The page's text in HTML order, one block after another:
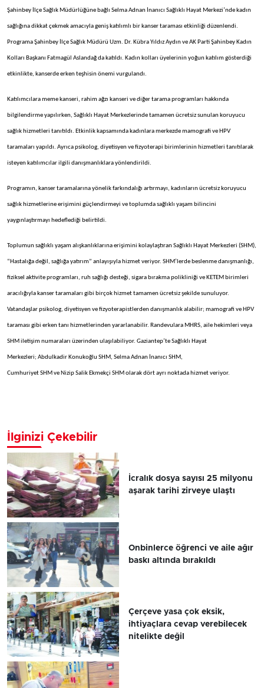
Şahinbey İlçe Sağlık Müdürlüğüne bağlı Selma Adnan İnanıcı Sağlıklı Hayat Merkezi’nde kadın
sağlığına dikkat çekmek amacıyla geniş katılımlı bir kanser taraması etkinliği düzenlendi.
Programa Şahinbey İlçe Sağlık Müdürü Uzm. Dr. Kübra Yıldız Aydın ve AK Parti Şahinbey Kadın
Kolları Başkanı Fatmagül Aslandağ da katıldı. Kadın kolları üyelerinin yoğun katılım gösterdiği
etkinlikte, kanserde erken teşhisin önemi vurgulandı.
Katılımcılara meme kanseri, rahim ağzı kanseri ve diğer tarama programları hakkında
bilgilendirme yapılırken, Sağlıklı Hayat Merkezlerinde tamamen ücretsiz sunulan koruyucu
sağlık hizmetleri tanıtıldı. Etkinlik kapsamında kadınlara merkezde mamografi ve HPV
taramaları yapıldı. Ayrıca psikolog, diyetisyen ve fizyoterapi birimlerinin hizmetleri tanıtılarak
isteyen katılımcılar ilgili danışmanlıklara yönlendirildi.
Programın, kanser taramalarına yönelik farkındalığı artırmayı, kadınların ücretsiz koruyucu
sağlık hizmetlerine erişimini güçlendirmeyi ve toplumda sağlıklı yaşam bilincini
yaygınlaştırmayı hedeflediği belirtildi.
Toplumun sağlıklı yaşam alışkanlıklarına erişimini kolaylaştıran Sağlıklı Hayat Merkezleri (SHM),
“Hastalığa değil, sağlığa yatırım” anlayışıyla hizmet veriyor. SHM’lerde beslenme danışmanlığı,
fiziksel aktivite programları, ruh sağlığı desteği, sigara bırakma polikliniği ve KETEM birimleri
aracılığıyla kanser taramaları gibi birçok hizmet tamamen ücretsiz şekilde sunuluyor.
Vatandaşlar psikolog, diyetisyen ve fizyoterapistlerden danışmanlık alabilir; mamografi ve HPV
taraması gibi erken tanı hizmetlerinden yararlanabilir. Randevulara MHRS, aile hekimleri veya
SHM iletişim numaraları üzerinden ulaşılabiliyor. Gaziantep’te Sağlıklı Hayat
Merkezleri; Abdulkadir Konukoğlu SHM, Selma Adnan İnanıcı SHM,
Cumhuriyet SHM ve Nizip Salik Ekmekçi SHM olarak dört ayrı noktada hizmet veriyor.
İlginizi Çekebilir
İcralık dosya sayısı 25 milyonu
aşarak tarihi zirveye ulaştı
Onbinlerce öğrenci ve aile ağır
baskı altında bırakıldı
Çerçeve yasa çok eksik,
ihtiyaçlara cevap verebilecek
nitelikte değil